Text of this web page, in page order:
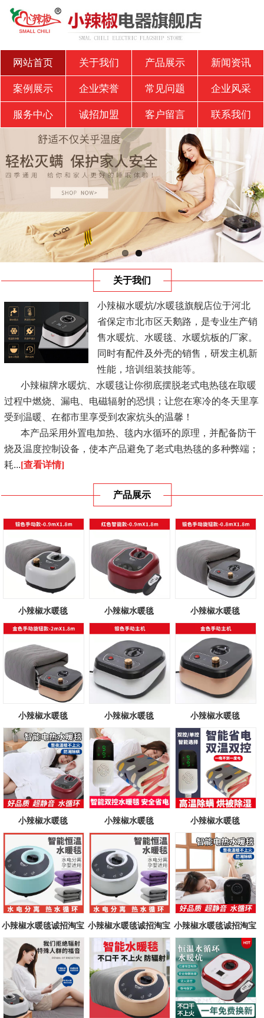
网站首页 关于我们 产品展示 新闻资讯
案例展示 企业荣誉 常见问题 企业风采
服务中心 诚招加盟 客户留言 联系我们
关于我们
小辣椒水暖炕/水暖毯旗舰店位于河北
省保定市北市区天鹅路，是专业生产销
售水暖炕、水暖毯、水暖炕板的厂家。
同时有配件及外壳的销售，研发主机新
性能，培训组装技能等。
小辣椒牌水暖炕、水暖毯让你彻底摆脱老式电热毯在取暖
过程中燃烧、漏电、电磁辐射的恐惧；让您在寒冷的冬天里享
受到温暖、在都市里享受到农家炕头的温馨！
本产品采用外置电加热、毯内水循环的原理，并配备防干
烧及温度控制设备，使本产品避免了老式电热毯的多种弊端；
耗...[查看详情]
产品展示
小辣椒水暖毯 小辣椒水暖毯 小辣椒水暖毯
小辣椒水暖毯 小辣椒水暖毯 小辣椒水暖毯
小辣椒水暖毯 小辣椒水暖毯 小辣椒水暖毯
小辣椒水暖毯诚招淘宝
代理商
小辣椒水暖毯诚招淘宝
代理商
小辣椒水暖毯诚招淘宝
代理商